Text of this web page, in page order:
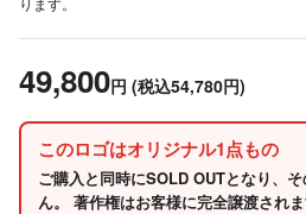
49,800円 (税込54,780円)
このロゴはオリジナル1点もの
ご購入と同時にSOLD OUTとなり、
ん。 著作権はお客様に完全譲渡されま